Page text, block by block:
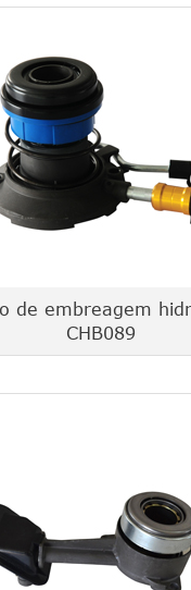
de embreagem
CHB089